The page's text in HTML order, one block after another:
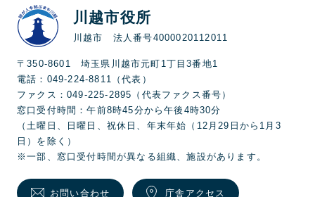
川越市役所
川越市 法人番号4000020112011
〒350-8601 埼玉県川越市元町1丁目3番地1
電話：049-224-8811（代表）
ファクス：049-225-2895（代表ファクス番号）
窓口受付時間：午前8時45分から午後4時30分
（土曜日、日曜日、祝休日、年末年始（12月29日から1月3
日）を除く）
※一部、窓口受付時間が異なる組織、施設があります。
お問い合わせ 庁舎アクセス